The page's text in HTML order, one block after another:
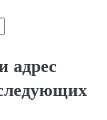
адрес